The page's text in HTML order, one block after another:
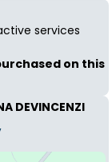
services
on this
DEVINCENZI